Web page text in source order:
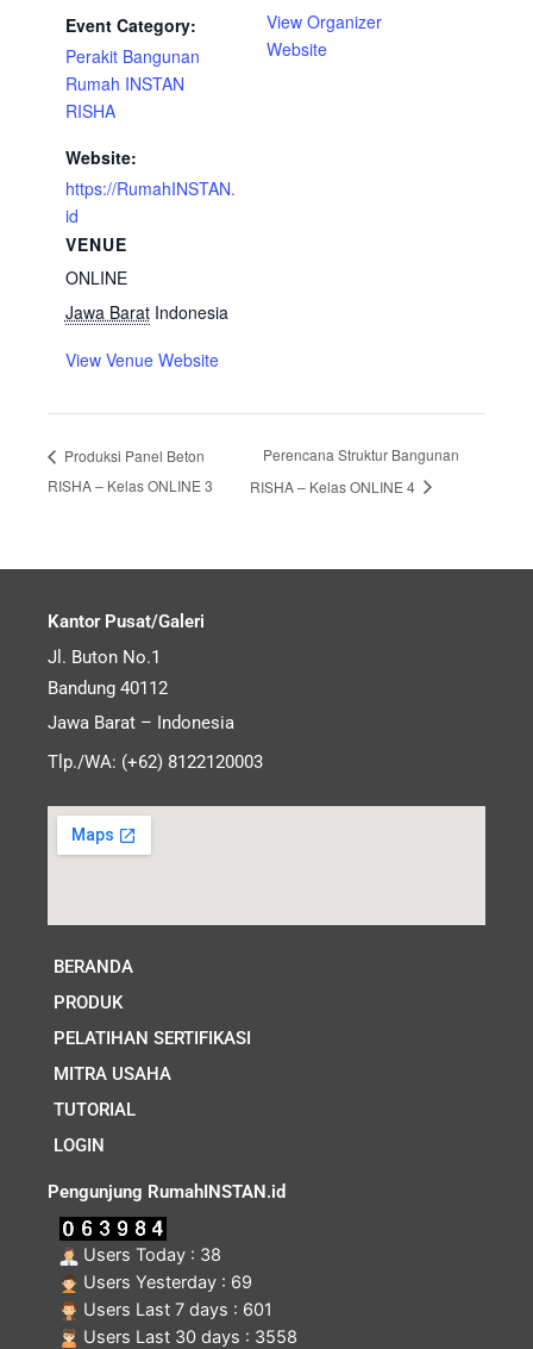
Event Category:
Perakit Bangunan
Rumah INSTAN
RISHA
Website:
https://RumahINSTAN.
id
VENUE
ONLINE
Jawa Barat Indonesia
View Venue Website
View Organizer
Website
Produksi Panel Beton
RISHA – Kelas ONLINE 3
Perencana Struktur Bangunan
RISHA – Kelas ONLINE 4
Kantor Pusat/Galeri
Jl. Buton No.1
Bandung 40112
Jawa Barat – Indonesia
Tlp./WA: (+62) 8122120003
BERANDA
PRODUK
PELATIHAN SERTIFIKASI
MITRA USAHA
TUTORIAL
LOGIN
Pengunjung RumahINSTAN.id
Users Today : 38
Users Yesterday : 69
Users Last 7 days : 601
Users Last 30 days : 3558